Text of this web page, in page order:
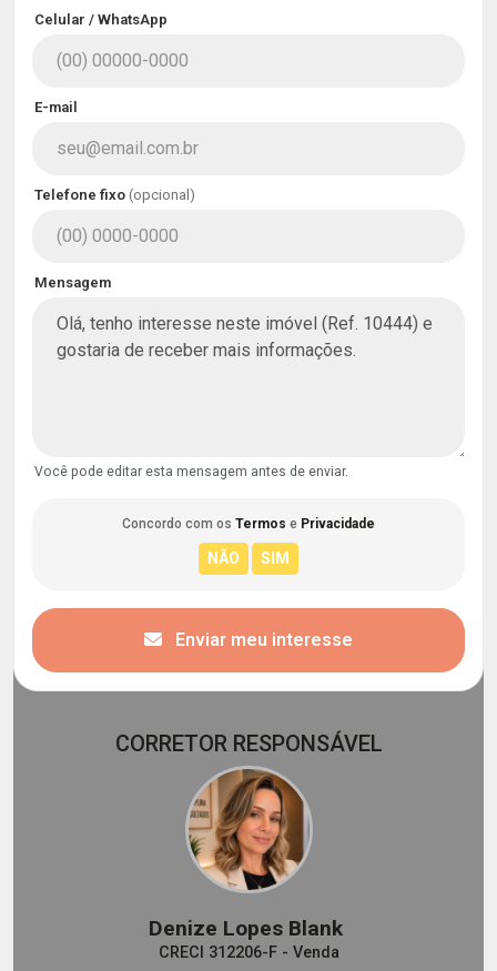
Celular / WhatsApp
E-mail
Telefone fixo (opcional)
Mensagem
Você pode editar esta mensagem antes de enviar.
Concordo com os Termos e Privacidade
Enviar meu interesse
CORRETOR RESPONSÁVEL
Denize Lopes Blank
CRECI 312206-F - Venda